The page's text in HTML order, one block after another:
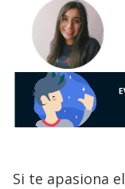
Si te apasiona